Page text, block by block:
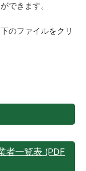
できます。
のファイルをクリ
者一覧表 (PDF